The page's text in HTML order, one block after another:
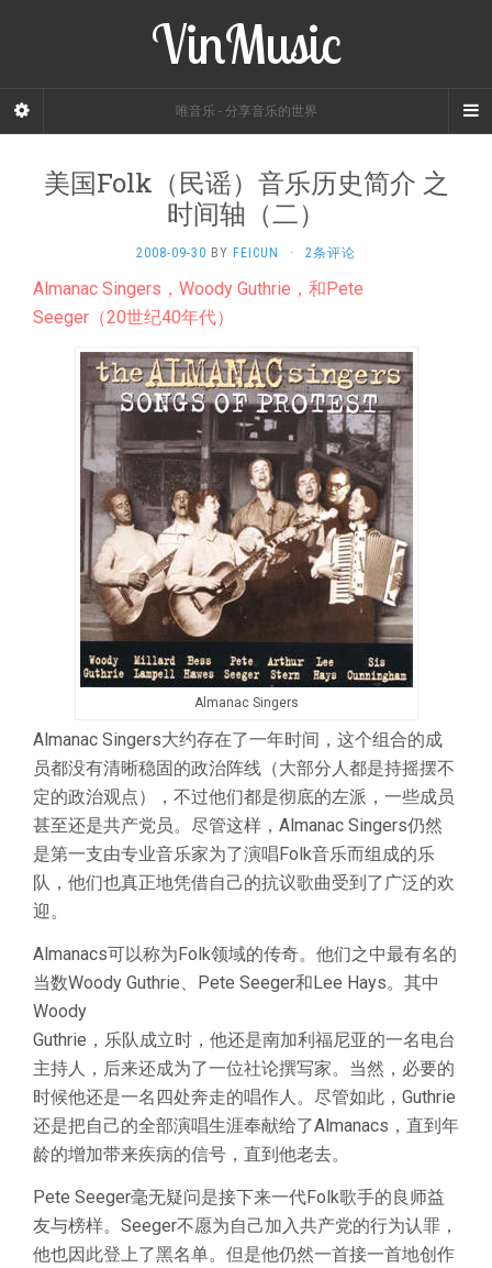
VinMusic
唯音乐 - 分享音乐的世界
美国Folk（民谣）音乐历史简介 之
时间轴（二）
2008-09-30 BY FEICUN · 2条评论
Almanac Singers，Woody Guthrie，和Pete
Seeger（20世纪40年代）
Almanac Singers
Almanac Singers大约存在了一年时间，这个组合的成
员都没有清晰稳固的政治阵线（大部分人都是持摇摆不
定的政治观点），不过他们都是彻底的左派，一些成员
甚至还是共产党员。尽管这样，Almanac Singers仍然
是第一支由专业音乐家为了演唱Folk音乐而组成的乐
队，他们也真正地凭借自己的抗议歌曲受到了广泛的欢
迎。
Almanacs可以称为Folk领域的传奇。他们之中最有名的
当数Woody Guthrie、Pete Seeger和Lee Hays。其中
Woody
Guthrie，乐队成立时，他还是南加利福尼亚的一名电台
主持人，后来还成为了一位社论撰写家。当然，必要的
时候他还是一名四处奔走的唱作人。尽管如此，Guthrie
还是把自己的全部演唱生涯奉献给了Almanacs，直到年
龄的增加带来疾病的信号，直到他老去。
Pete Seeger毫无疑问是接下来一代Folk歌手的良师益
友与榜样。Seeger不愿为自己加入共产党的行为认罪，
他也因此登上了黑名单。但是他仍然一首接一首地创作